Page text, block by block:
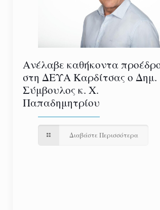
Ανέλαβε καθήκοντα
στη ΔΕΥΑ Καρδίτσας ο Δημ.
Σύμβουλος κ. Χ.
Παπαδημητρίου
Διαβάστε Περισσότερα